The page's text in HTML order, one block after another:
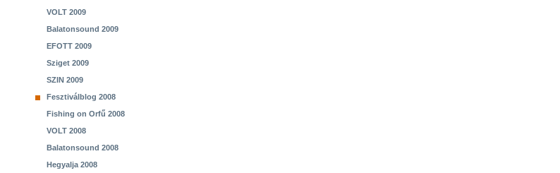
VOLT 2009
Balatonsound 2009
EFOTT 2009
Sziget 2009
SZIN 2009
Fesztiválblog 2008
Fishing on Orfű 2008
VOLT 2008
Balatonsound 2008
Hegyalja 2008